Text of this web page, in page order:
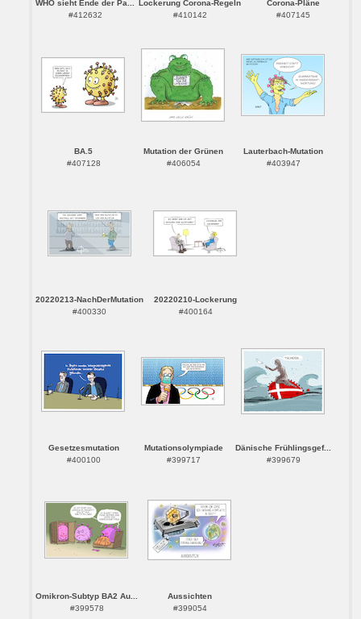
WHO sieht Ende der Pa...
#412632
Lockerung Corona-Regeln
#410142
Corona-Pläne
#407145
BA.5
#407128
Mutation der Grünen
#406054
Lauterbach-Mutation
#403947
20220213-NachDerMutation
#400330
20220210-Lockerung
#400164
Gesetzesmutation
#400100
Mutationsolympiade
#399717
Dänische Frühlingsgef...
#399679
Omikron-Subtyp BA2 Au...
#399578
Aussichten
#399054